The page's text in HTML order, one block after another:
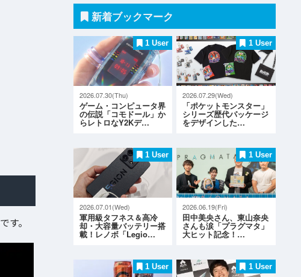
です。
新着ブックマーク
1 User
2026.07.30(Thu)
ゲーム・コンピュータ界
の伝説「コモドール」か
らレトロなY2Kデ…
1 User
2026.07.29(Wed)
「ポケットモンスター」
シリーズ歴代パッケージ
をデザインした…
1 User
2026.07.01(Wed)
軍用級タフネス＆高冷
却・大容量バッテリー搭
載！レノボ「Legio…
1 User
2026.06.19(Fri)
田中美央さん、東山奈央
さんも涙「プラグマタ」
大ヒット記念！…
1 User 1 User